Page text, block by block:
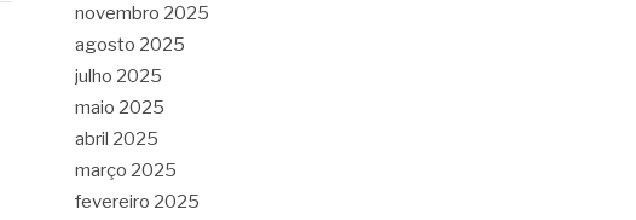
novembro 2025
agosto 2025
julho 2025
maio 2025
abril 2025
março 2025
fevereiro 2025